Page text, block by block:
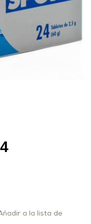
a la lista de